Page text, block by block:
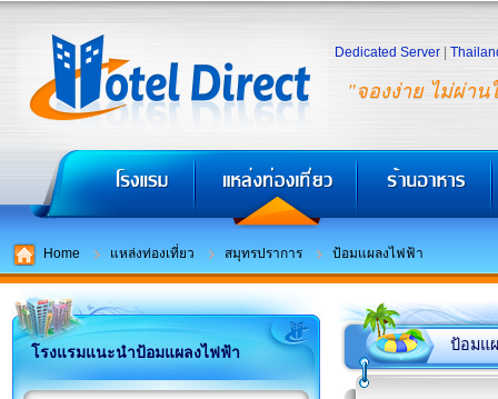
"จองง่าย ไม่ผ่าน
Dedicated Server
Home แหล่งท่องเที่ยว สมุทรปราการ ป้อมแผลงไฟฟ้า
โรงแรมแนะนำป้อมแผลงไฟฟ้า ป้อมแ